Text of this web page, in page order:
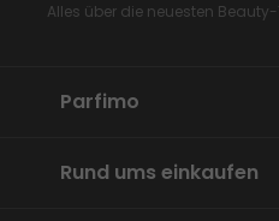
Alles über die neuesten
Parfimo
Rund ums einkaufen